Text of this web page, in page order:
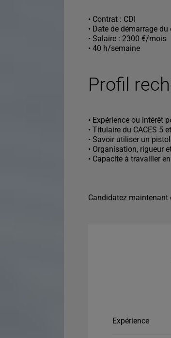
• Contrat : CDI
• Date de démarrage
• Salaire : 2300 €/mois
• 40 h/semaine
Profil
• Expérience ou intérêt
• Titulaire du CACES 5
• Savoir utiliser un
• Organisation, rigueur
• Capacité à travailler
Candidatez maintenant
Expérience